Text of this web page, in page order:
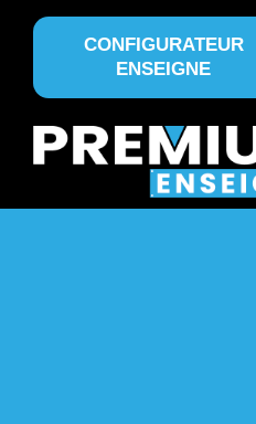
CONFIGURATEUR
ENSEIGNE